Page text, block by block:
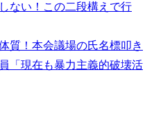
ない！この二段構えで行
質！本会議場の氏名標叩き
「現在も暴力主義的破壊活